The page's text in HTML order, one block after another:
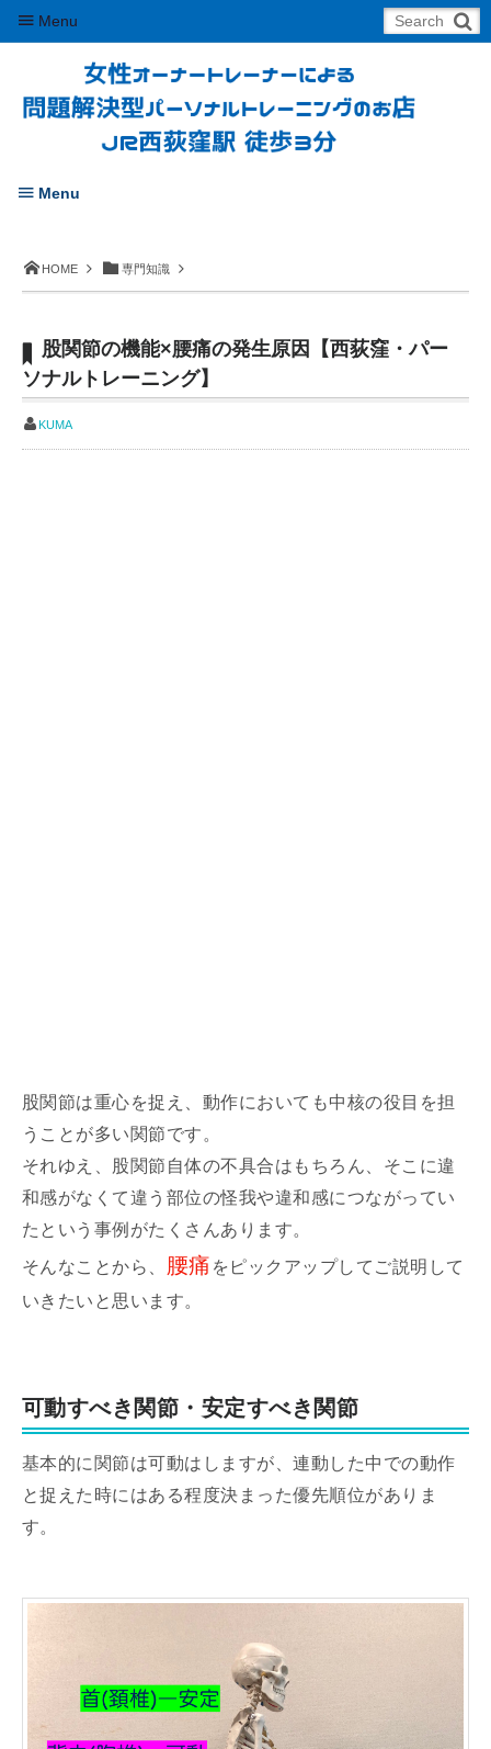
HOME 専門知識
股関節の機能×腰痛の発生原因【西荻窪・パー
ソナルトレーニング】
KUMA
股関節は重心を捉え、動作においても中核の役目を担
うことが多い関節です。
それゆえ、股関節自体の不具合はもちろん、そこに違
和感がなくて違う部位の怪我や違和感につながってい
たという事例がたくさんあります。
そんなことから、 腰痛 をピックアップしてご説明して
いきたいと思います。
可動すべき関節・安定すべき関節
基本的に関節は可動はしますが、連動した中での動作
と捉えた時にはある程度決まった優先順位がありま
す。
Menu
Menu